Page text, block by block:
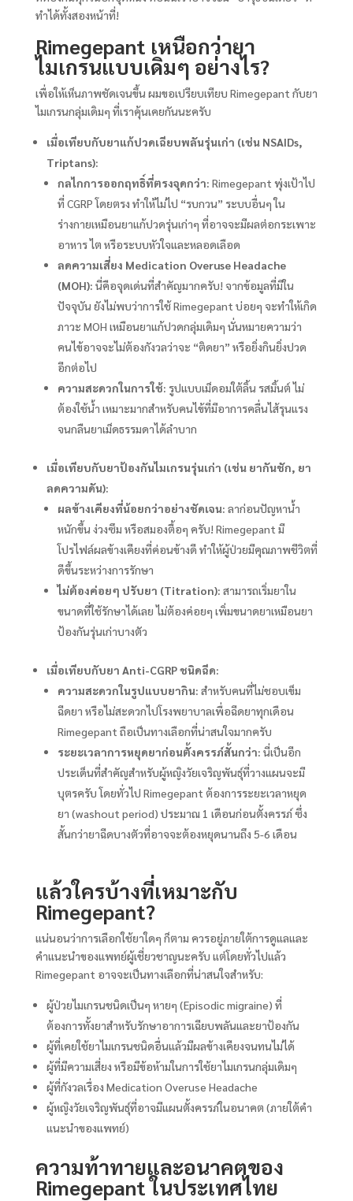
ทำได้ทั้งสองหน้าที่!
Rimegepant เหนือกว่ายา
ไมเกรนแบบเดิมๆ อย่างไร?
เพื่อให้เห็นภาพชัดเจนขึ้น ผมขอเปรียบเทียบ Rimegepant กับยา
ไมเกรนกลุ่มเดิมๆ ที่เราคุ้นเคยกันนะครับ
เมื่อเทียบกับยาแก้ปวดเฉียบพลันรุ่นเก่า (เช่น NSAIDs,
Triptans):
กลไกการออกฤทธิ์ที่ตรงจุดกว่า: Rimegepant พุ่งเป้าไป
ที่ CGRP โดยตรง ทำให้ไม่ไป “รบกวน” ระบบอื่นๆ ใน
ร่างกายเหมือนยาแก้ปวดรุ่นเก่าๆ ที่อาจจะมีผลต่อกระเพาะ
อาหาร ไต หรือระบบหัวใจและหลอดเลือด
ลดความเสี่ยง Medication Overuse Headache
(MOH): นี่คือจุดเด่นที่สำคัญมากครับ! จากข้อมูลที่มีใน
ปัจจุบัน ยังไม่พบว่าการใช้ Rimegepant บ่อยๆ จะทำให้เกิด
ภาวะ MOH เหมือนยาแก้ปวดกลุ่มเดิมๆ นั่นหมายความว่า
คนไข้อาจจะไม่ต้องกังวลว่าจะ “ติดยา” หรือยิ่งกินยิ่งปวด
อีกต่อไป
ความสะดวกในการใช้: รูปแบบเม็ดอมใต้ลิ้น รสมิ้นต์ ไม่
ต้องใช้น้ำ เหมาะมากสำหรับคนไข้ที่มีอาการคลื่นไส้รุนแรง
จนกลืนยาเม็ดธรรมดาได้ลำบาก
เมื่อเทียบกับยาป้องกันไมเกรนรุ่นเก่า (เช่น ยากันชัก, ยา
ลดความดัน):
ผลข้างเคียงที่น้อยกว่าอย่างชัดเจน: ลาก่อนปัญหาน้ำ
หนักขึ้น ง่วงซึม หรือสมองตื้อๆ ครับ! Rimegepant มี
โปรไฟล์ผลข้างเคียงที่ค่อนข้างดี ทำให้ผู้ป่วยมีคุณภาพชีวิตที่
ดีขึ้นระหว่างการรักษา
ไม่ต้องค่อยๆ ปรับยา (Titration): สามารถเริ่มยาใน
ขนาดที่ใช้รักษาได้เลย ไม่ต้องค่อยๆ เพิ่มขนาดยาเหมือนยา
ป้องกันรุ่นเก่าบางตัว
เมื่อเทียบกับยา Anti-CGRP ชนิดฉีด:
ความสะดวกในรูปแบบยากิน: สำหรับคนที่ไม่ชอบเข็ม
ฉีดยา หรือไม่สะดวกไปโรงพยาบาลเพื่อฉีดยาทุกเดือน
Rimegepant ถือเป็นทางเลือกที่น่าสนใจมากครับ
ระยะเวลาการหยุดยาก่อนตั้งครรภ์สั้นกว่า: นี่เป็นอีก
ประเด็นที่สำคัญสำหรับผู้หญิงวัยเจริญพันธุ์ที่วางแผนจะมี
บุตรครับ โดยทั่วไป Rimegepant ต้องการระยะเวลาหยุด
ยา (washout period) ประมาณ 1 เดือนก่อนตั้งครรภ์ ซึ่ง
สั้นกว่ายาฉีดบางตัวที่อาจจะต้องหยุดนานถึง 5-6 เดือน
แล้วใครบ้างที่เหมาะกับ
Rimegepant?
แน่นอนว่าการเลือกใช้ยาใดๆ ก็ตาม ควรอยู่ภายใต้การดูแลและ
คำแนะนำของแพทย์ผู้เชี่ยวชาญนะครับ แต่โดยทั่วไปแล้ว
Rimegepant อาจจะเป็นทางเลือกที่น่าสนใจสำหรับ:
ผู้ป่วยไมเกรนชนิดเป็นๆ หายๆ (Episodic migraine) ที่
ต้องการทั้งยาสำหรับรักษาอาการเฉียบพลันและยาป้องกัน
ผู้ที่เคยใช้ยาไมเกรนชนิดอื่นแล้วมีผลข้างเคียงจนทนไม่ได้
ผู้ที่มีความเสี่ยง หรือมีข้อห้ามในการใช้ยาไมเกรนกลุ่มเดิมๆ
ผู้ที่กังวลเรื่อง Medication Overuse Headache
ผู้หญิงวัยเจริญพันธุ์ที่อาจมีแผนตั้งครรภ์ในอนาคต (ภายใต้คำ
แนะนำของแพทย์)
ความท้าทายและอนาคตของ
Rimegepant ในประเทศไทย